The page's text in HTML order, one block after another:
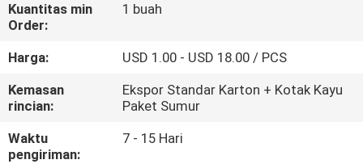
KONTROL
KUALITAS
HUBUNGI
KAMI
Kuantitas min
Order:
1 buah
Harga:
USD 1.00 - USD 18.00 / PCS
Kemasan
rincian:
Ekspor Standar Karton + Kotak Kayu
Paket Sumur
Waktu
pengiriman:
7 - 15 Hari